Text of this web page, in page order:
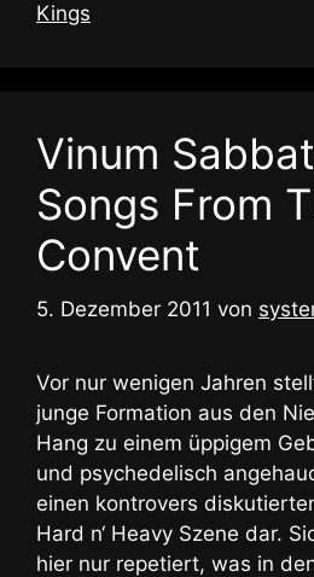
Kings
Vinum
Songs From
Convent
5. Dezember 2011 von
Vor nur wenigen Jahren
junge Formation aus den
Hang zu einem üppigem
und psychedelisch
einen kontrovers
Hard n‘ Heavy Szene dar.
hier nur repetiert, was in